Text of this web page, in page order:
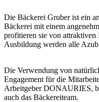
Die Bäckerei Gruber ist ein
Bäckerei mit einem
profitieren sie von attraktiven
Ausbildung werden alle
Die Verwendung von
Engagement für die
Arbeitgeber DONAURIES,
auch das Bäckereiteam.